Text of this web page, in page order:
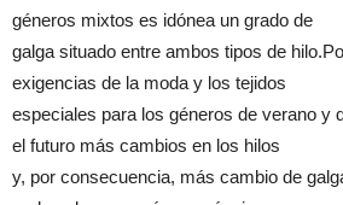
géneros mixtos es idónea un grado de
galga situado entre ambos tipos de
exigencias de la moda y los tejidos
especiales para los géneros de verano y
el futuro más cambios en los hilos
y, por consecuencia, más cambio de